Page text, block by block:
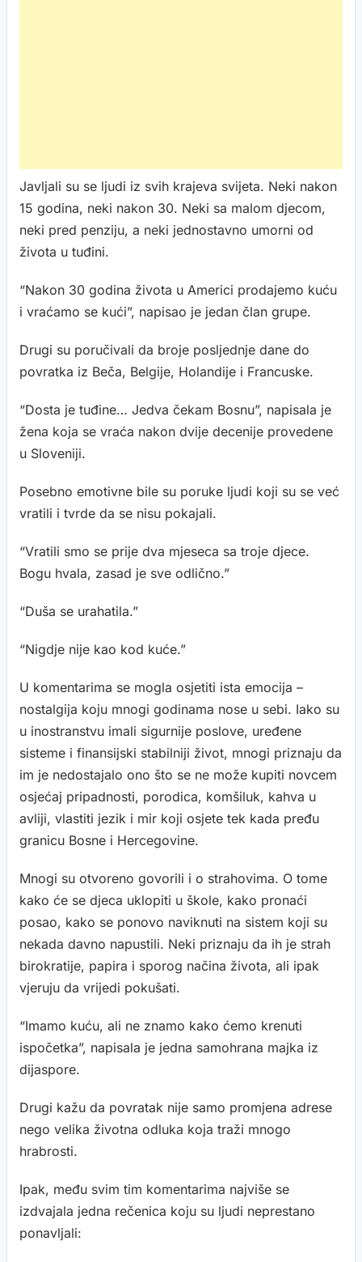
Javljali su se ljudi iz svih krajeva svijeta. Neki nakon
15 godina, neki nakon 30. Neki sa malom djecom,
neki pred penziju, a neki jednostavno umorni od
života u tuđini.
“Nakon 30 godina života u Americi prodajemo kuću
i vraćamo se kući”, napisao je jedan član grupe.
Drugi su poručivali da broje posljednje dane do
povratka iz Beča, Belgije, Holandije i Francuske.
“Dosta je tuđine… Jedva čekam Bosnu”, napisala je
žena koja se vraća nakon dvije decenije provedene
u Sloveniji.
Posebno emotivne bile su poruke ljudi koji su se već
vratili i tvrde da se nisu pokajali.
“Vratili smo se prije dva mjeseca sa troje djece.
Bogu hvala, zasad je sve odlično.”
“Duša se urahatila.”
“Nigdje nije kao kod kuće.”
U komentarima se mogla osjetiti ista emocija –
nostalgija koju mnogi godinama nose u sebi. Iako su
u inostranstvu imali sigurnije poslove, uređene
sisteme i finansijski stabilniji život, mnogi priznaju da
im je nedostajalo ono što se ne može kupiti novcem
osjećaj pripadnosti, porodica, komšiluk, kahva u
avliji, vlastiti jezik i mir koji osjete tek kada pređu
granicu Bosne i Hercegovine.
Mnogi su otvoreno govorili i o strahovima. O tome
kako će se djeca uklopiti u škole, kako pronaći
posao, kako se ponovo naviknuti na sistem koji su
nekada davno napustili. Neki priznaju da ih je strah
birokratije, papira i sporog načina života, ali ipak
vjeruju da vrijedi pokušati.
“Imamo kuću, ali ne znamo kako ćemo krenuti
ispočetka”, napisala je jedna samohrana majka iz
dijaspore.
Drugi kažu da povratak nije samo promjena adrese
nego velika životna odluka koja traži mnogo
hrabrosti.
Ipak, među svim tim komentarima najviše se
izdvajala jedna rečenica koju su ljudi neprestano
ponavljali: